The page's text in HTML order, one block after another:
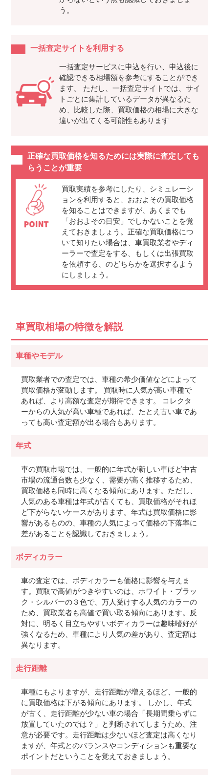
う。
一括査定サイトを利用する
一括査定サービスに申込を行い、申込後に
確認できる相場額を参考にすることができ
ます。 ただし、一括査定サイトでは、サイ
トごとに集計しているデータが異なるた
め、比較した際、買取価格の相場に大きな
違いが出てくる可能性もあります
正確な買取価格を知るためには実際に査定しても
らうことが重要
買取実績を参考にしたり、シミュレーシ
ョンを利用すると、おおよその買取価格
を知ることはできますが、あくまでも
「おおよその目安」でしかないことを覚
えておきましょう。正確な買取価格につ
いて知りたい場合は、車買取業者やディ
ーラーで査定をする、もしくは出張買取
を依頼する、のどちらかを選択するよう
にしましょう。
車買取相場の特徴を解説
車種やモデル
買取業者での査定では、車種の希少価値などによって
買取価格が変動します。 買取時に人気が高い車種で
あれば、より高額な査定が期待できます。 コレクタ
ーからの人気が高い車種であれば、たとえ古い車であ
っても高い査定額が出る場合もあります。
年式
車の買取市場では、一般的に年式が新しい車ほど中古
市場の流通台数も少なく、需要が高く推移するため、
買取価格も同時に高くなる傾向にあります。ただし、
人気のある車種は年式が古くても、買取価格がそれほ
ど下がらないケースがあります。年式は買取価格に影
響があるものの、車種の人気によって価格の下落率に
差があることを認識しておきましょう。
ボディカラー
車の査定では、ボディカラーも価格に影響を与えま
す。買取で高値がつきやすいのは、ホワイト・ブラッ
ク・シルバーの３色で、万人受けする人気のカラーの
ため、買取業者も高値で買い取る傾向にあります。反
対に、明るく目立ちやすいボディカラーは趣味嗜好が
強くなるため、車種により人気の差があり、査定額は
異なります。
走行距離
車種にもよりますが、走行距離が増えるほど、一般的
に買取価格は下がる傾向にあります。 しかし、年式
が古く、走行距離が少ない車の場合「長期間乗らずに
放置していたのでは？」と判断されてしまうため、注
意が必要です。走行距離は少ないほど査定は高くなり
ますが、年式とのバランスやコンディションも重要な
ポイントだということを覚えておきましょう。